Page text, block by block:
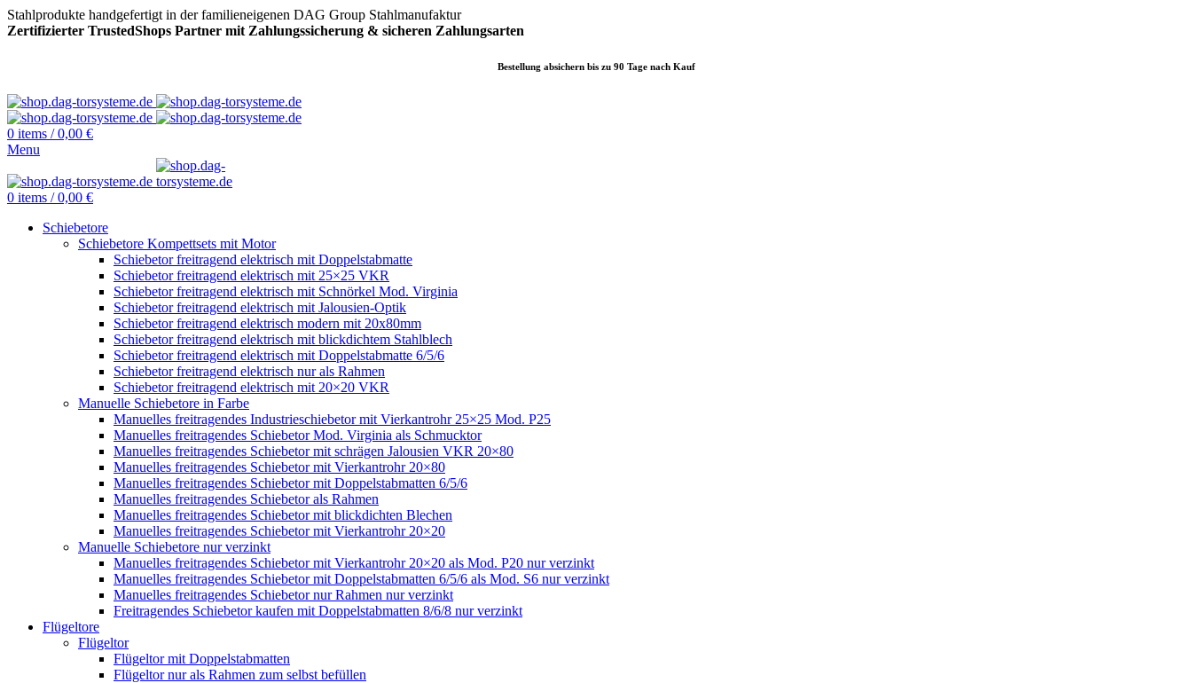
Stahlprodukte handgefertigt in der familieneigenen DAG Group Stahlmanufaktur
Zertifizierter TrustedShops Partner mit Zahlungssicherung & sicheren Zahlungsarten
Bestellung absichern bis zu 90 Tage nach Kauf
0 items / 0,00 €
Menu
0 items / 0,00 €
Schiebetore
Schiebetore Kompettsets mit Motor
Schiebetor freitragend elektrisch mit Doppelstabmatte
Schiebetor freitragend elektrisch mit 25×25 VKR
Schiebetor freitragend elektrisch mit Schnörkel Mod. Virginia
Schiebetor freitragend elektrisch mit Jalousien-Optik
Schiebetor freitragend elektrisch modern mit 20x80mm
Schiebetor freitragend elektrisch mit blickdichtem Stahlblech
Schiebetor freitragend elektrisch mit Doppelstabmatte 6/5/6
Schiebetor freitragend elektrisch nur als Rahmen
Schiebetor freitragend elektrisch mit 20×20 VKR
Manuelle Schiebetore in Farbe
Manuelles freitragendes Industrieschiebetor mit Vierkantrohr 25×25 Mod. P25
Manuelles freitragendes Schiebetor Mod. Virginia als Schmucktor
Manuelles freitragendes Schiebetor mit schrägen Jalousien VKR 20×80
Manuelles freitragendes Schiebetor mit Vierkantrohr 20×80
Manuelles freitragendes Schiebetor mit Doppelstabmatten 6/5/6
Manuelles freitragendes Schiebetor als Rahmen
Manuelles freitragendes Schiebetor mit blickdichten Blechen
Manuelles freitragendes Schiebetor mit Vierkantrohr 20×20
Manuelle Schiebetore nur verzinkt
Manuelles freitragendes Schiebetor mit Vierkantrohr 20×20 als Mod. P20 nur verzinkt
Manuelles freitragendes Schiebetor mit Doppelstabmatten 6/5/6 als Mod. S6 nur verzinkt
Manuelles freitragendes Schiebetor nur Rahmen nur verzinkt
Freitragendes Schiebetor kaufen mit Doppelstabmatten 8/6/8 nur verzinkt
Flügeltore
Flügeltor
Flügeltor mit Doppelstabmatten
Flügeltor nur als Rahmen zum selbst befüllen